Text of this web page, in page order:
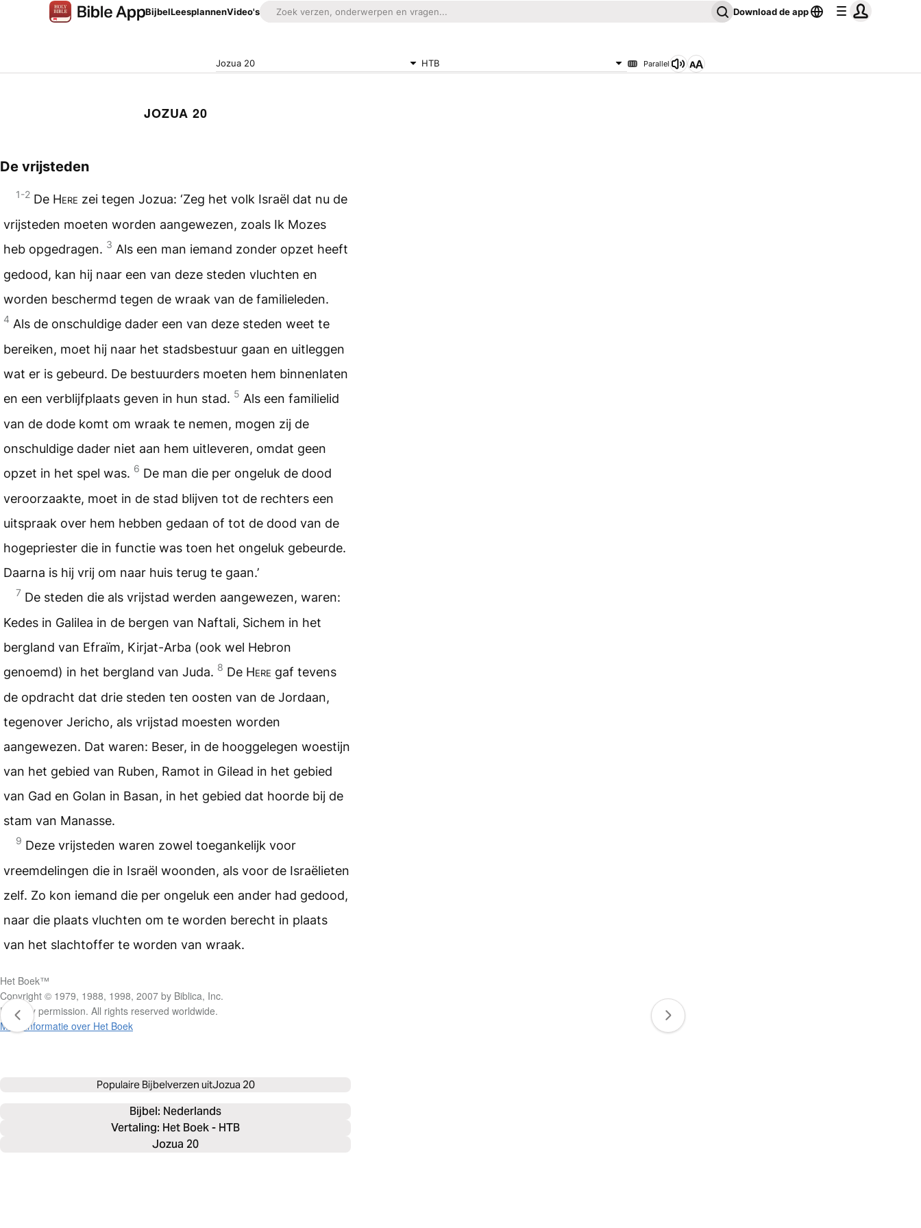
BijbelLeesplannenVideo's Download de app
Jozua 20 HTB Parallel
JOZUA 20
De vrijsteden
1-2 De Here zei tegen Jozua: ‘Zeg het volk Israël dat nu de
vrijsteden moeten worden aangewezen, zoals Ik Mozes
heb opgedragen. 3 Als een man iemand zonder opzet heeft
gedood, kan hij naar een van deze steden vluchten en
worden beschermd tegen de wraak van de familieleden.
4 Als de onschuldige dader een van deze steden weet te
bereiken, moet hij naar het stadsbestuur gaan en uitleggen
wat er is gebeurd. De bestuurders moeten hem binnenlaten
en een verblijfplaats geven in hun stad. 5 Als een familielid
van de dode komt om wraak te nemen, mogen zij de
onschuldige dader niet aan hem uitleveren, omdat geen
opzet in het spel was. 6 De man die per ongeluk de dood
veroorzaakte, moet in de stad blijven tot de rechters een
uitspraak over hem hebben gedaan of tot de dood van de
hogepriester die in functie was toen het ongeluk gebeurde.
Daarna is hij vrij om naar huis terug te gaan.’
7 De steden die als vrijstad werden aangewezen, waren:
Kedes in Galilea in de bergen van Naftali, Sichem in het
bergland van Efraïm, Kirjat-Arba (ook wel Hebron
genoemd) in het bergland van Juda. 8 De Here gaf tevens
de opdracht dat drie steden ten oosten van de Jordaan,
tegenover Jericho, als vrijstad moesten worden
aangewezen. Dat waren: Beser, in de hooggelegen woestijn
van het gebied van Ruben, Ramot in Gilead in het gebied
van Gad en Golan in Basan, in het gebied dat hoorde bij de
stam van Manasse.
9 Deze vrijsteden waren zowel toegankelijk voor
vreemdelingen die in Israël woonden, als voor de Israëlieten
zelf. Zo kon iemand die per ongeluk een ander had gedood,
naar die plaats vluchten om te worden berecht in plaats
van het slachtoffer te worden van wraak.
Het Boek™
Copyright © 1979, 1988, 1998, 2007 by Biblica, Inc.
Used by permission. All rights reserved worldwide.
Meer informatie over Het Boek
Populaire Bijbelverzen uitJozua 20
Bijbel: Nederlands
Vertaling: Het Boek - HTB
Jozua 20